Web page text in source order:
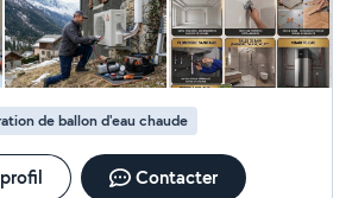
de ballon d'eau chaude
Contacter